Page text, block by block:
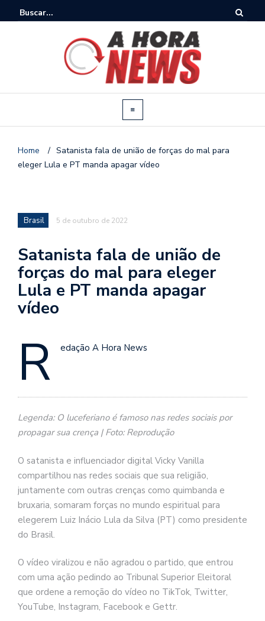
Home / Satanista fala de união de forças do mal para
eleger Lula e PT manda apagar vídeo
Brasil 5 de outubro de 2022
Satanista fala de união de
forças do mal para eleger
Lula e PT manda apagar
vídeo
R edação A Hora News
Legenda: O luceferiano é famoso nas redes sociais por
propagar sua crença | Foto: Reprodução
O satanista e influenciador digital Vicky Vanilla
compartilhou nas redes sociais que sua religião,
juntamente com outras crenças como quimbanda e
bruxaria, somaram forças no mundo espiritual para
elegerem Luiz Inácio Lula da Silva (PT) como presidente
do Brasil.
O vídeo viralizou e não agradou o partido, que entrou
com uma ação pedindo ao Tribunal Superior Eleitoral
que ordene a remoção do vídeo no TikTok, Twitter,
YouTube, Instagram, Facebook e Gettr.